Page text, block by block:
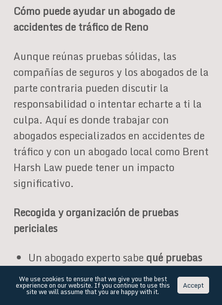
Cómo puede ayudar un abogado de
accidentes de tráfico de Reno
Aunque reúnas pruebas sólidas, las
compañías de seguros y los abogados de la
parte contraria pueden discutir la
responsabilidad o intentar echarte a ti la
culpa. Aquí es donde trabajar con
abogados especializados en accidentes de
tráfico y con un abogado local como Brent
Harsh Law puede tener un impacto
significativo.
Recogida y organización de pruebas
periciales
Un abogado experto sabe qué pruebas
son más persuasivasen los tribunales
de Nevada.
We use cookies to ensure that we give you the best
experience on our website. If you continue to use this
site we will assume that you are happy with it.
Accept